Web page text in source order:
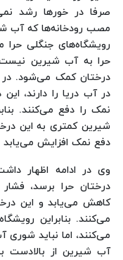
صرفا در خورها رشد
مصب رودخانه‌ها که آب
رویشگاه‌های جنگلی حرا
حرا به آب شیرین
درختان کمک می‌شود. در
در آب دریا را دارند،
نمک را دفع می‌کنند.
شیرین کمتری به این
دفع نمک افزایش می‌یابد
وی در ادامه اظهار
درختان حرا برسد،
کاهش می‌یابد و این
می‌کنند. بنابراین
می‌کنند، اما نباید
آب شیرین از بالادست